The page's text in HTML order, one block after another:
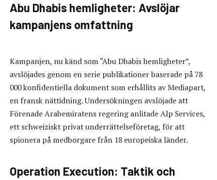
Abu Dhabis hemligheter: Avslöjar
kampanjens omfattning
Kampanjen, nu känd som “Abu Dhabis hemligheter”,
avslöjades genom en serie publikationer baserade på 78
000 konfidentiella dokument som erhållits av Mediapart,
en fransk nättidning. Undersökningen avslöjade att
Förenade Arabemiratens regering anlitade Alp Services,
ett schweiziskt privat underrättelseföretag, för att
spionera på medborgare från 18 europeiska länder.
Operation Execution: Taktik och